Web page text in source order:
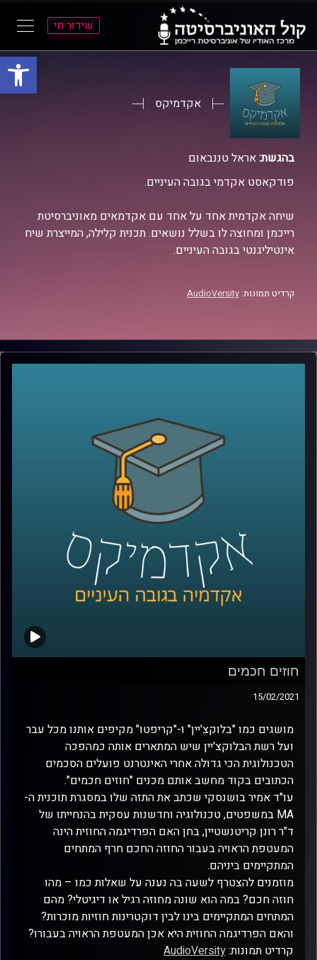
פתח
שידור חי
אקדמיקס
בהגשת:אראל טננבאום
פודקאסט אקדמי בגובה העיניים.
שיחה אקדמית אחד על אחד עם אקדמאים מאוניברסיטת
רייכמן ומחוצה לו בשלל נושאים. תכנית קלילה, המייצרת שיח
אינטיליגנטי בגובה העיניים.
קרדיט תמונות: AudioVersity
חוזים חכמים
15/02/2021
מושגים כמו "בלוקצ'יין" ו-"קריפטו" מקיפים אותנו מכל עבר
ועל רשת הבלוקצ'יין שיש המתארים אותה כמהפכה
הטכנולוגית הכי גדולה אחרי האינטרנט פועלים הסכמים
הכתובים בקוד מחשב אותם מכנים "חוזים חכמים".
עו"ד אמיר בושנסקי שכתב את התזה שלו במסגרת תוכנית ה-
MA במשפטים, טכנולוגיה וחדשנות עסקית בהנחייתו של
ד"ר רונן קריטנשטיין, בחן האם הפרדיגמה החוזית הינה
המעטפת הראויה בעבור החוזה החכם חרף המתחים
המתקיימים ביניהם.
מוזמנים להצטרף לשעה בה נענה על שאלות כמו – מהו
חוזה חכם? במה הוא שונה מחוזה רגיל או דיגיטלי? מהם
המתחים המתקיימים בינו לבין דוקטרינות חוזיות מוכרות?
והאם הפרדיגמה החוזית היא אכן המעטפת הראויה בעבורו?
קרדיט תמונות:AudioVersity